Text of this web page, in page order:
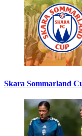
Skara Sommarland